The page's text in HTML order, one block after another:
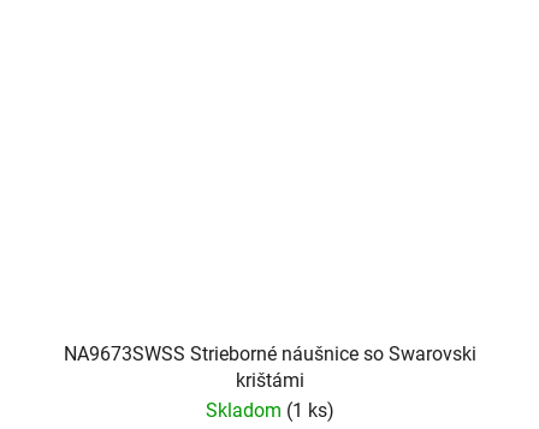
NA9673SWSS Strieborné náušnice so Swarovski
krištámi
Skladom (1 ks)